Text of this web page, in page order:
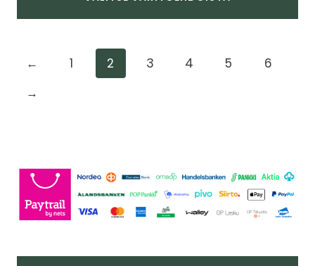
on
tuotteen
sivulla.
← 1 2 3 4 5
6
→